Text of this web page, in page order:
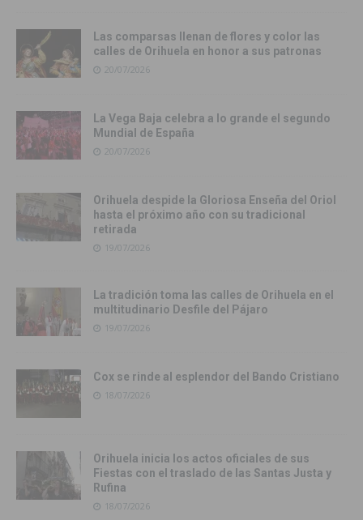
Las comparsas llenan de flores y color las
calles de Orihuela en honor a sus patronas
20/07/2026
La Vega Baja celebra a lo grande el segundo
Mundial de España
20/07/2026
Orihuela despide la Gloriosa Enseña del Oriol
hasta el próximo año con su tradicional
retirada
19/07/2026
La tradición toma las calles de Orihuela en el
multitudinario Desfile del Pájaro
19/07/2026
Cox se rinde al esplendor del Bando Cristiano
18/07/2026
Orihuela inicia los actos oficiales de sus
Fiestas con el traslado de las Santas Justa y
Rufina
18/07/2026